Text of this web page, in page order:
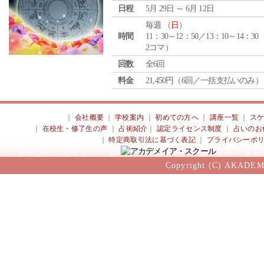
日程
5月 29日 ～ 6月 12日
時間
毎週 （ 日 ）
11：30～12：50／13：10～14：30
2コマ）
回数
全6回
料金
21,450円（6回／一括支払いのみ）
会社概要 ｜学校案内 ｜初めての方へ 講座一覧
ス
在校生・修了生の声 ｜占術紹介 ｜認定ライセンス制度
占いのお
｜特定商取引法に基づく表記 プライバシーポ
Copyright (C)